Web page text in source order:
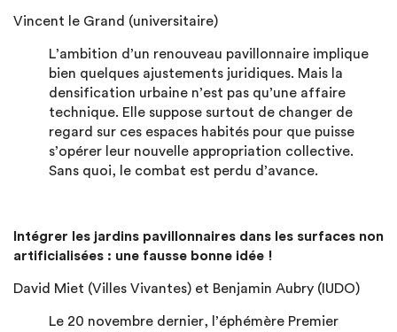
Vincent le Grand (universitaire)
L’ambition d’un renouveau pavillonnaire implique
bien quelques ajustements juridiques. Mais la
densification urbaine n’est pas qu’une affaire
technique. Elle suppose surtout de changer de
regard sur ces espaces habités pour que puisse
s’opérer leur nouvelle appropriation collective.
Sans quoi, le combat est perdu d’avance.
Intégrer les jardins pavillonnaires dans les surfaces non
artificialisées : une fausse bonne idée !
David Miet (Villes Vivantes) et Benjamin Aubry (IUDO)
Le 20 novembre dernier, l’éphémère Premier